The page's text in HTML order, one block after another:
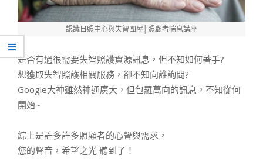
認識日照中心與失智團屋│照顧者喘息講座
是否有過很需要失智照護資源訊息，但不知如何著手?
想獲取失智照護相關服務，卻不知向誰詢問?
Google大神雖然神通廣大，但包羅萬向的訊息，不知從何
開始~
綜上是許多許多照顧者的心聲與需求，
您的聲音，希望之光 聽到了！